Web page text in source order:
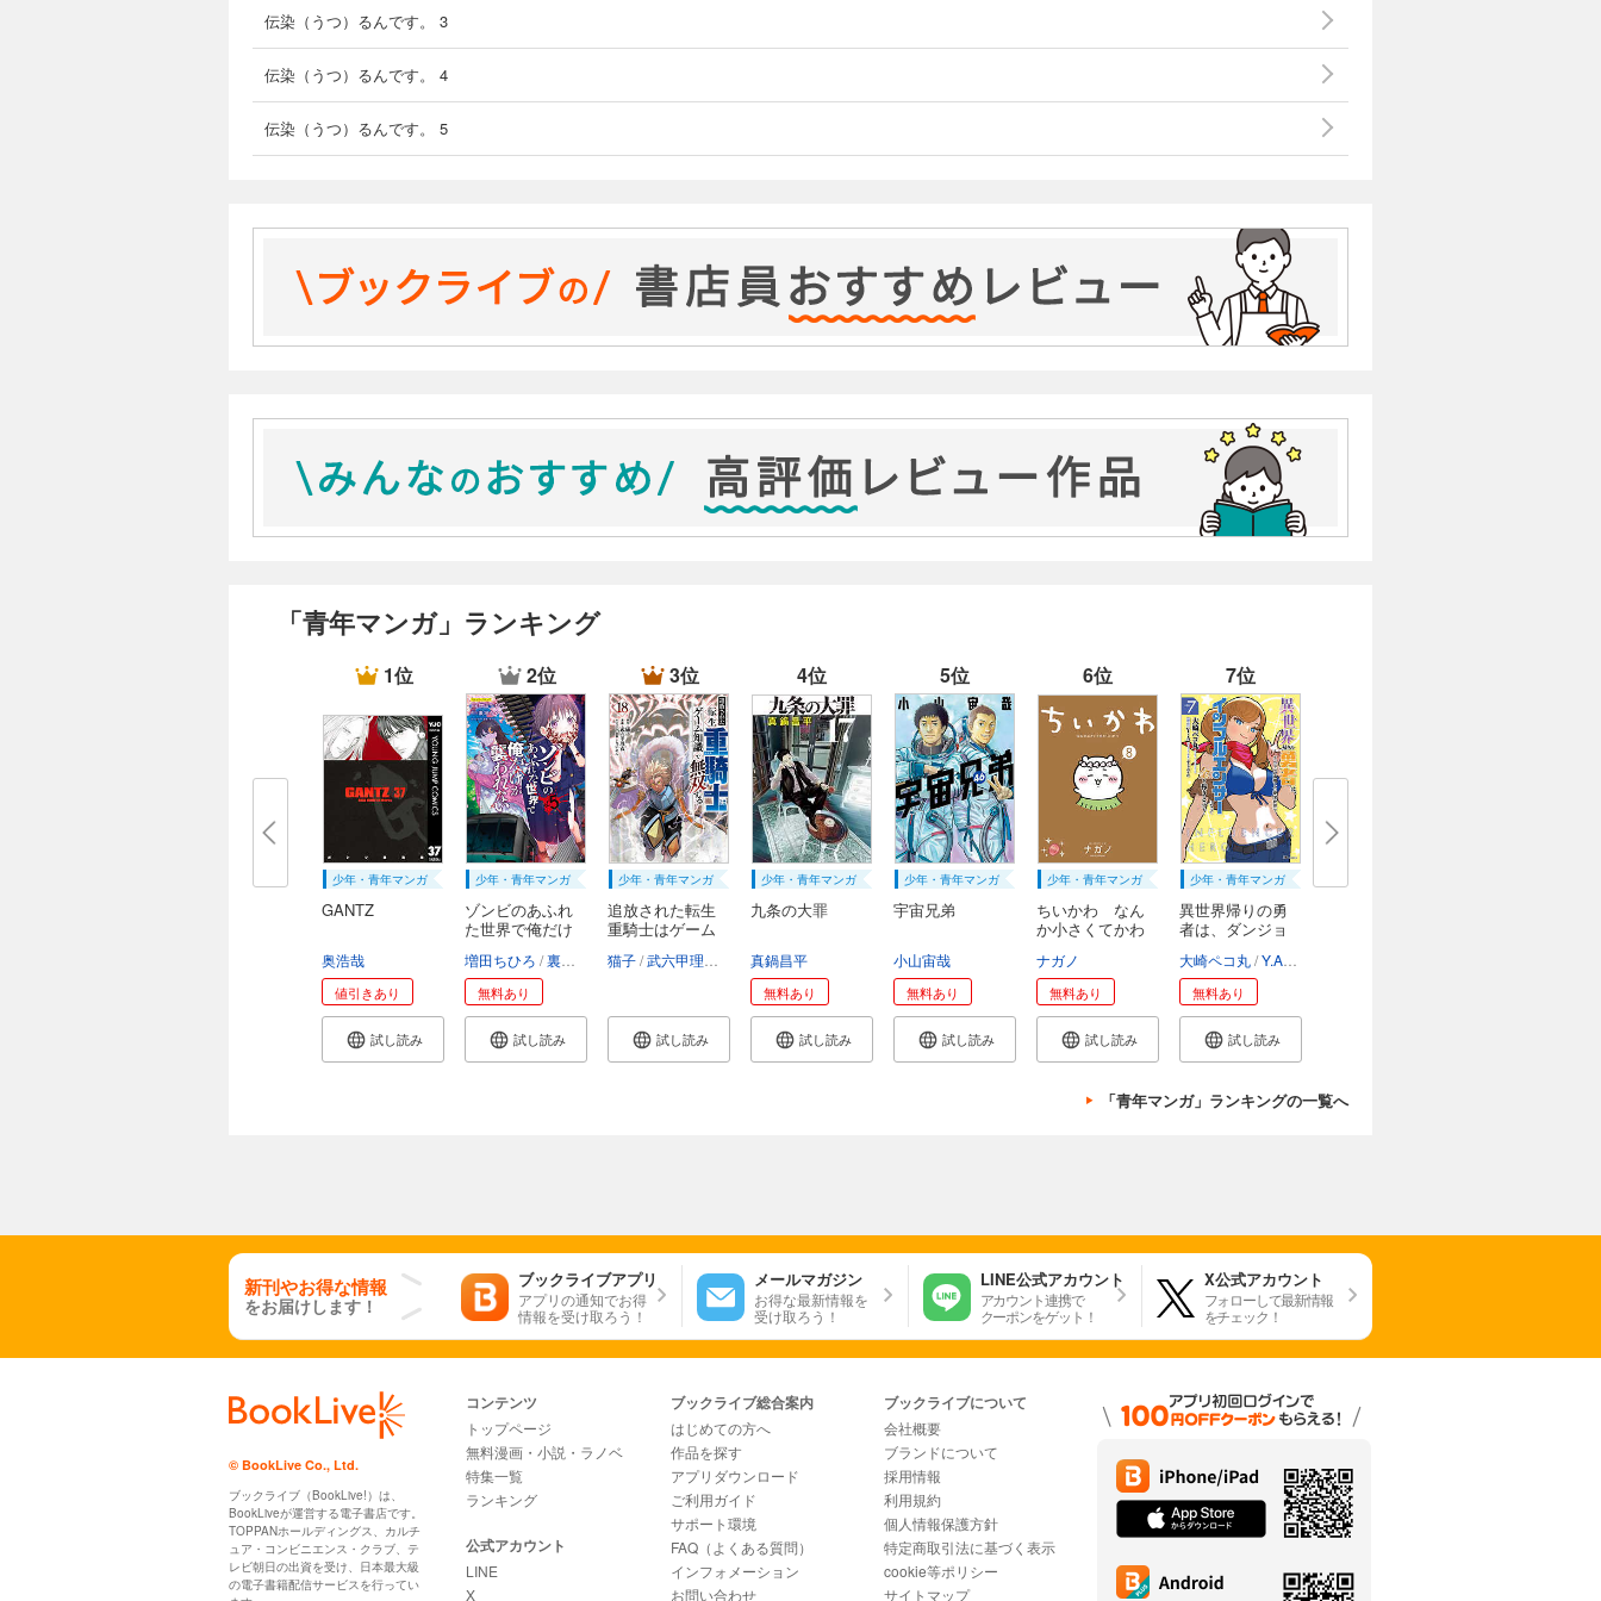
伝染（うつ）るんです。 3
伝染（うつ）るんです。 4
伝染（うつ）るんです。 5
「青年マンガ」ランキング
1位
少年・青年マンガ
GANTZ
奥浩哉
値引きあり
試し読み
2位
少年・青年マンガ
ゾンビのあふれ
た世界で俺だけ
が...
増田ちひろ 裏地ろくろ
無料あり
試し読み
3位
少年・青年マンガ
追放された転生
重騎士はゲーム
猫子 武六甲理衣 じゃいあん
試し読み
4位
少年・青年マンガ
九条の大罪
真鍋昌平
無料あり
試し読み
5位
少年・青年マンガ
宇宙兄弟
小山宙哉
無料あり
試し読み
6位
少年・青年マンガ
ちいかわ なん
か小さくてかわ
ナガノ
無料あり
試し読み
7位
少年・青年マンガ
異世界帰りの勇
者は、ダンジョ
大崎ペコ丸 Y.A
無料あり
試し読み
「青年マンガ」ランキングの一覧へ
新刊やお得な情報
をお届けします！
ブックライブアプリ
アプリの通知でお得
情報を受け取ろう！
メールマガジン
お得な最新情報を
受け取ろう！
LINE公式アカウント
アカウント連携で
クーポンをゲット！
X公式アカウント
フォローして最新情報
をチェック！
© BookLive Co., Ltd.
ブックライブ（BookLive!）は、
BookLiveが運営する電子書店です。
TOPPANホールディングス、カルチ
ュア・コンビニエンス・クラブ、テ
レビ朝日の出資を受け、日本最大級
の電子書籍配信サービスを行ってい
コンテンツ
トップページ
無料漫画・小説・ラノベ
特集一覧
ランキング
公式アカウント
LINE
X
ブックライブ総合案内
はじめての方へ
作品を探す
アプリダウンロード
ご利用ガイド
サポート環境
FAQ（よくある質問）
インフォメーション
お問い合わせ
ブックライブについて
会社概要
ブランドについて
採用情報
利用規約
個人情報保護方針
特定商取引法に基づく表示
cookie等ポリシー
サイトマップ